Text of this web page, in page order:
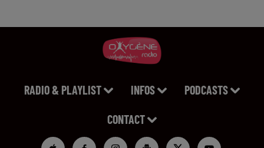
RADIO & PLAYLIST INFOS PODCASTS
CONTACT